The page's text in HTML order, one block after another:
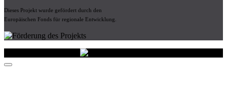
Dieses Projekt wurde gefördert durch den
Europäischen Fonds für regionale Entwicklung.